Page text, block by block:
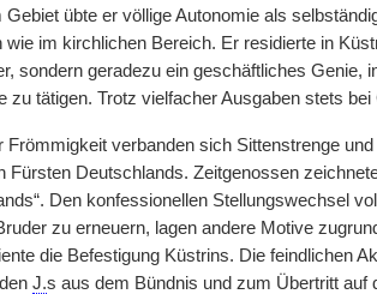
Gebiet übte er völlige Autonomie als
wie im kirchlichen Bereich. Er residierte in
sondern geradezu ein geschäftliches Genie,
zu tätigen. Trotz vielfacher Ausgaben stets
Frömmigkeit verbanden sich Sittenstrenge
Fürsten Deutschlands. Zeitgenossen
Den konfessionellen Stellungswechsel
zu erneuern, lagen andere Motive
die Befestigung Küstrins. Die feindlichen
J.s aus dem Bündnis und zum Übertritt auf